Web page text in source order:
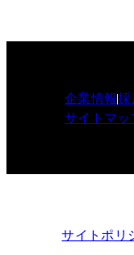
企業情報採
サイトマッ
サイトポリ